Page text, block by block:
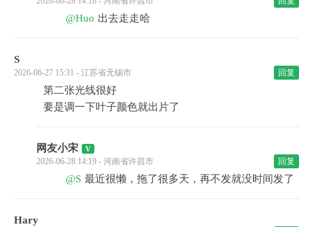
@Huo 出去走走哈
S
2026-06-27 15:31 - 江苏省无锡市 回复
第二张光线很好
要是调一下叶子颜色就出片了
网友小宋
2026-06-28 14:19 - 河南省许昌市 回复
@S 最近很懒，拖了很多天，再不发就没时间发了
Hary